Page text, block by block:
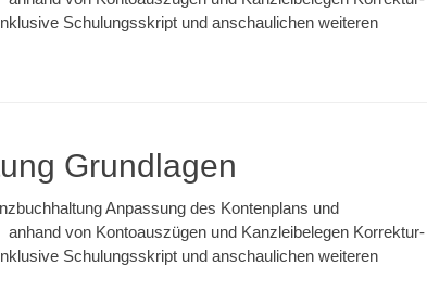
Schulungsskript und anschaulichen weiteren
Grundlagen
Anpassung des Kontenplans und
von Kontoauszügen und Kanzleibelegen Korrektur-
Schulungsskript und anschaulichen weiteren